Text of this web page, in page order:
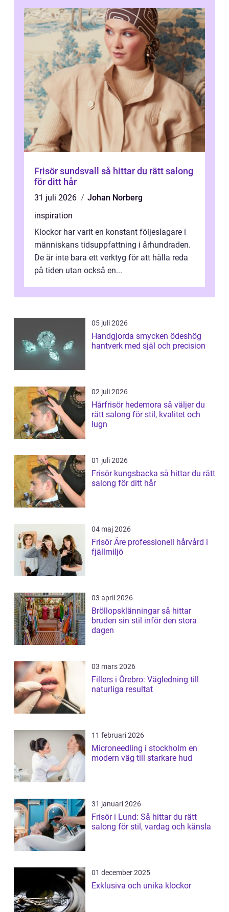
Frisör sundsvall så hittar du rätt salong
för ditt hår
31 juli 2026
Johan Norberg
inspiration
Klockor har varit en konstant följeslagare i
människans tidsuppfattning i århundraden.
De är inte bara ett verktyg för att hålla reda
på tiden utan också en...
05 juli 2026
Handgjorda smycken ödeshög
hantverk med själ och precision
02 juli 2026
Hårfrisör hedemora så väljer du
rätt salong för stil, kvalitet och
lugn
01 juli 2026
Frisör kungsbacka så hittar du rätt
salong för ditt hår
04 maj 2026
Frisör Åre professionell hårvård i
fjällmiljö
03 april 2026
Bröllopsklänningar så hittar
bruden sin stil inför den stora
dagen
03 mars 2026
Fillers i Örebro: Vägledning till
naturliga resultat
11 februari 2026
Microneedling i stockholm en
modern väg till starkare hud
31 januari 2026
Frisör i Lund: Så hittar du rätt
salong för stil, vardag och känsla
01 december 2025
Exklusiva och unika klockor